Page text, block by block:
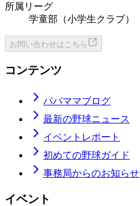
所属リーグ
学童部（小学生クラブ）
お問い合わせはこちら
コンテンツ
パパママブログ
最新の野球ニュース
イベントレポート
初めての野球ガイド
事務局からのお知らせ
イベント